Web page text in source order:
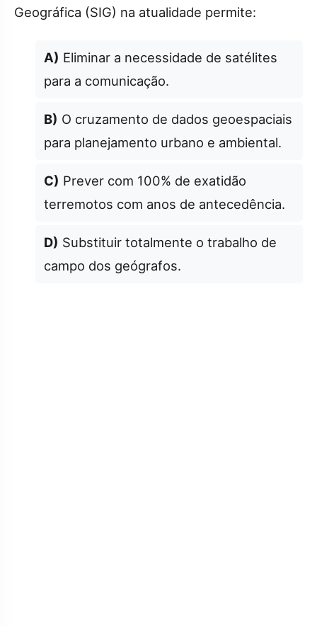
Geográfica (SIG) na atualidade permite:
A) Eliminar a necessidade de satélites
para a comunicação.
B) O cruzamento de dados geoespaciais
para planejamento urbano e ambiental.
C) Prever com 100% de exatidão
terremotos com anos de antecedência.
D) Substituir totalmente o trabalho de
campo dos geógrafos.